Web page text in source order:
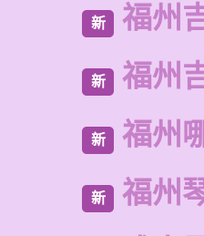
新 福州
新 福州
新 福州
新 福州